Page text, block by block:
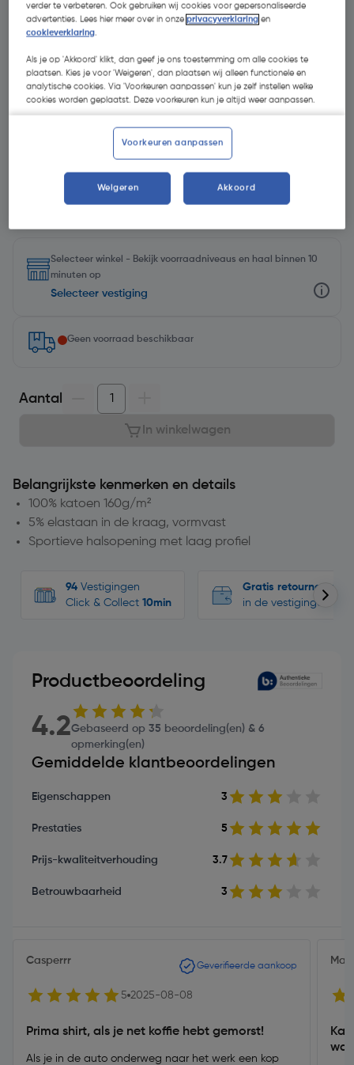
€ 5,04
Kies productvariant(8)
Selecteer winkel - Bekijk voorraadniveaus en haal binnen 10
minuten op
Selecteer vestiging
Geen voorraad beschikbaar
Aantal
In winkelwagen
Belangrijkste kenmerken en details
100% katoen 160g/m²
5% elastaan in de kraag, vormvast
Sportieve halsopening met laag profiel
94 Vestigingen
Click & Collect 10min
Gratis retourneren
in de vestigingen
Productbeoordeling
4.2Gebaseerd op 35 beoordeling(en) & 6
opmerking(en)
Gemiddelde klantbeoordelingen
Eigenschappen 3
Prestaties 5
Prijs-kwaliteitverhouding 3.7
Betrouwbaarheid 3
Casperrr Geverifieerde aankoop
5 2025-08-08
Prima shirt, als je net koffie hebt gemorst!
Als je in de auto onderweg naar het werk een kop
verder te verbeteren. Ook gebruiken wij cookies voor gepersonaliseerde
advertenties. Lees hier meer over in onzeprivacyverklaring en
cookieverklaring.
Als je op 'Akkoord' klikt, dan geef je ons toestemming om alle cookies te
plaatsen. Kies je voor 'Weigeren', dan plaatsen wij alleen functionele en
analytische cookies. Via 'Voorkeuren aanpassen' kun je zelf instellen welke
cookies worden geplaatst. Deze voorkeuren kun je altijd weer aanpassen.
Voorkeuren aanpassen
Weigeren Akkoord